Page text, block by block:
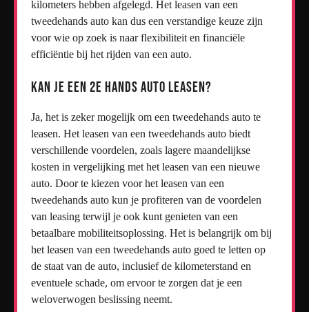
kilometers hebben afgelegd. Het leasen van een
tweedehands auto kan dus een verstandige keuze zijn
voor wie op zoek is naar flexibiliteit en financiële
efficiëntie bij het rijden van een auto.
Kan je een 2e hands auto leasen?
Ja, het is zeker mogelijk om een tweedehands auto te
leasen. Het leasen van een tweedehands auto biedt
verschillende voordelen, zoals lagere maandelijkse
kosten in vergelijking met het leasen van een nieuwe
auto. Door te kiezen voor het leasen van een
tweedehands auto kun je profiteren van de voordelen
van leasing terwijl je ook kunt genieten van een
betaalbare mobiliteitsoplossing. Het is belangrijk om bij
het leasen van een tweedehands auto goed te letten op
de staat van de auto, inclusief de kilometerstand en
eventuele schade, om ervoor te zorgen dat je een
weloverwogen beslissing neemt.